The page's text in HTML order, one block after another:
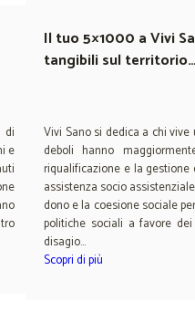
di
e
Il tuo 5×1000 a Vivi
tangibili sul territorio…
Vivi Sano si dedica a chi
deboli hanno
riqualificazione e la gestione
assistenza socio
dono e la coesione sociale
politiche sociali a favore
disagio…
Scopri di più